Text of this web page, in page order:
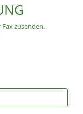
zusenden.